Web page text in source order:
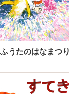
ふうたのはなまつり